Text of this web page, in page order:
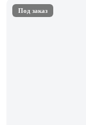
Под заказ